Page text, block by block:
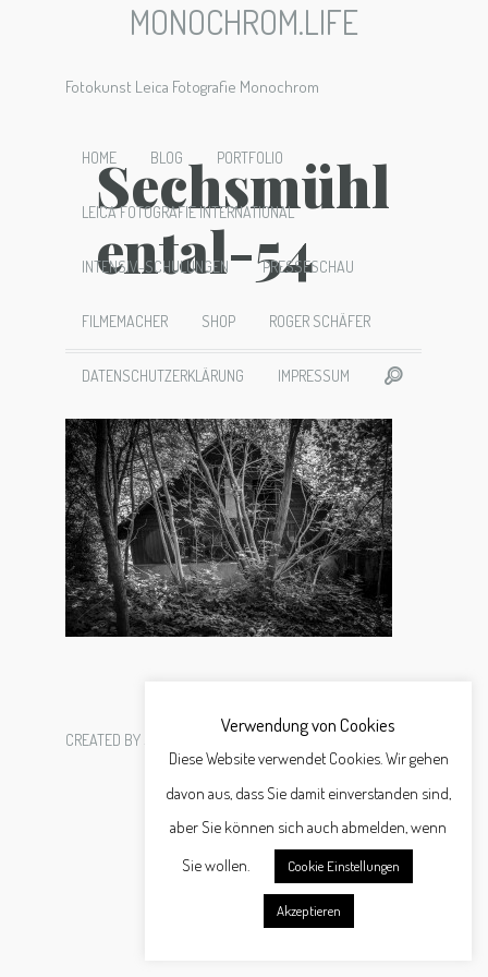
MONOCHROM.LIFE
Fotokunst Leica Fotografie Monochrom
HOME BLOG PORTFOLIO
LEICA FOTOGRAFIE INTERNATIONAL
INTENSIV-SCHULUNGEN PRESSESCHAU
FILMEMACHER SHOP ROGER SCHÄFER
DATENSCHUTZERKLÄRUNG IMPRESSUM
Sechsmühl
ental-54
CREATED BY SCHÄFER WERBEAGENTUR GMBH
Verwendung von Cookies
Diese Website verwendet Cookies. Wir gehen
davon aus, dass Sie damit einverstanden sind,
aber Sie können sich auch abmelden, wenn
Sie wollen.
Cookie Einstellungen
Akzeptieren